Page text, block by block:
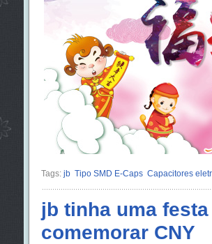
Tags: jb Tipo SMD E-Caps Capacitores
jb tinha uma
comemorar CNY